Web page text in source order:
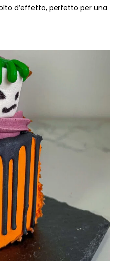
d’effetto, perfetto per una